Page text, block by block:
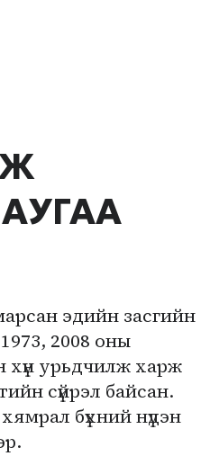
эдийн засгийн
2008 оны
хүн урьдчилж харж
сүйрэл байсан.
бүхний нүдэн